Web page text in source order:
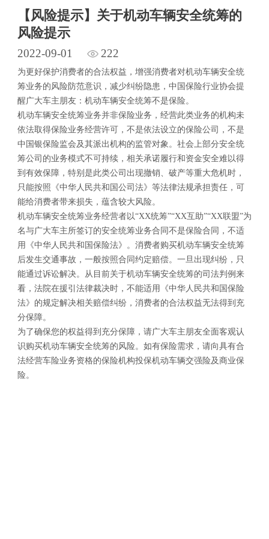
【风险提示】关于机动车辆安全统筹的
风险提示
2022-09-01 222
为更好保护消费者的合法权益，增强消费者对机动车辆安全统
筹业务的风险防范意识，减少纠纷隐患，中国保险行业协会提
醒广大车主朋友：机动车辆安全统筹不是保险。
机动车辆安全统筹业务并非保险业务，经营此类业务的机构未
依法取得保险业务经营许可，不是依法设立的保险公司，不是
中国银保险监会及其派出机构的监管对象。社会上部分安全统
筹公司的业务模式不可持续，相关承诺履行和资金安全难以得
到有效保障，特别是此类公司出现撤销、破产等重大危机时，
只能按照《中华人民共和国公司法》等法律法规承担责任，可
能给消费者带来损失，蕴含较大风险。
机动车辆安全统筹业务经营者以“XX统筹”“XX互助”“XX联盟”为
名与广大车主所签订的安全统筹业务合同不是保险合同，不适
用《中华人民共和国保险法》。消费者购买机动车辆安全统筹
后发生交通事故，一般按照合同约定赔偿。一旦出现纠纷，只
能通过诉讼解决。从目前关于机动车辆安全统筹的司法判例来
看，法院在援引法律裁决时，不能适用《中华人民共和国保险
法》的规定解决相关赔偿纠纷，消费者的合法权益无法得到充
分保障。
为了确保您的权益得到充分保障，请广大车主朋友全面客观认
识购买机动车辆安全统筹的风险。如有保险需求，请向具有合
法经营车险业务资格的保险机构投保机动车辆交强险及商业保
险。